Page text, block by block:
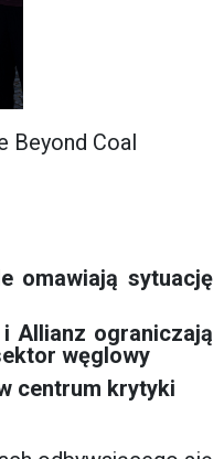
Beyond Coal
omawiają sytuację
Allianz ograniczają
węglowy
centrum krytyki